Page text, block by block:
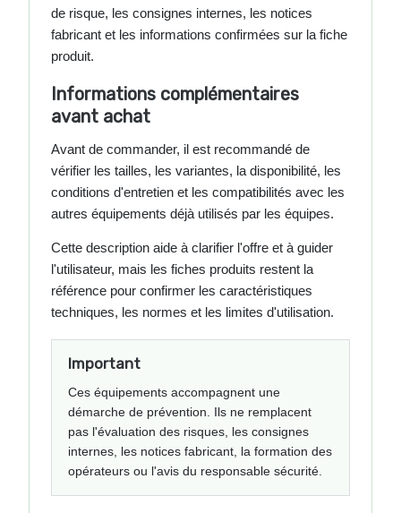
de risque, les consignes internes, les notices
fabricant et les informations confirmées sur la fiche
produit.
Informations complémentaires
avant achat
Avant de commander, il est recommandé de
vérifier les tailles, les variantes, la disponibilité, les
conditions d'entretien et les compatibilités avec les
autres équipements déjà utilisés par les équipes.
Cette description aide à clarifier l'offre et à guider
l'utilisateur, mais les fiches produits restent la
référence pour confirmer les caractéristiques
techniques, les normes et les limites d'utilisation.
Important
Ces équipements accompagnent une
démarche de prévention. Ils ne remplacent
pas l'évaluation des risques, les consignes
internes, les notices fabricant, la formation des
opérateurs ou l'avis du responsable sécurité.